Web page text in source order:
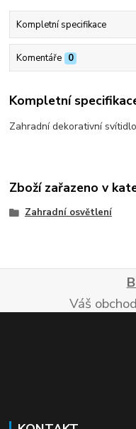
Kompletní specifikace
Komentáře 0
Kompletní
Zahradní dekorativní
Zboží zařazeno v
Zahradní osvětlení
Váš